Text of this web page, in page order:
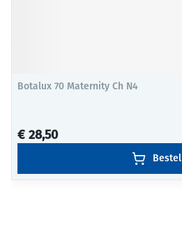
Botalux 70 Maternity Ch N4
€ 28,50
Bestel